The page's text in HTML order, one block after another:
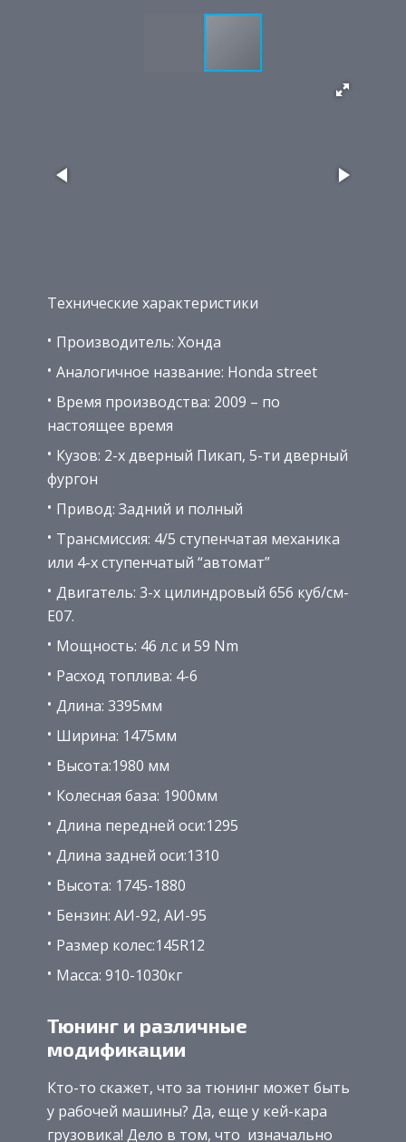
Технические характеристики
Производитель: Хонда
Аналогичное название: Honda street
Время производства: 2009 – по
настоящее время
Кузов: 2-х дверный Пикап, 5-ти дверный
фургон
Привод: Задний и полный
Трансмиссия: 4/5 ступенчатая механика
или 4-х ступенчатый “автомат”
Двигатель: 3-х цилиндровый 656 куб/см-
E07.
Мощность: 46 л.с и 59 Nm
Расход топлива: 4-6
Длина: 3395мм
Ширина: 1475мм
Высота:1980 мм
Колесная база: 1900мм
Длина передней оси:1295
Длина задней оси:1310
Высота: 1745-1880
Бензин: АИ-92, АИ-95
Размер колес:145R12
Масса: 910-1030кг
Тюнинг и различные
модификации
Кто-то скажет, что за тюнинг может быть
у рабочей машины? Да, еще у кей-кара
грузовика! Дело в том, что изначально